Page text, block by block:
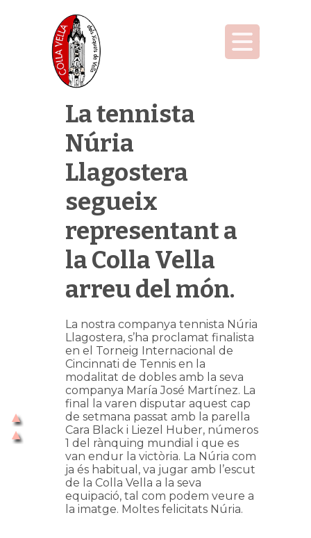
La tennista
Núria
Llagostera
segueix
representant a
la Colla Vella
arreu del món.
La nostra companya tennista Núria
Llagostera, s’ha proclamat finalista
en el Torneig Internacional de
Cincinnati de Tennis en la
modalitat de dobles amb la seva
companya María José Martínez. La
final la varen disputar aquest cap
de setmana passat amb la parella
Cara Black i Liezel Huber, números
1 del rànquing mundial i que es
van endur la victòria. La Núria com
ja és habitual, va jugar amb l’escut
de la Colla Vella a la seva
equipació, tal com podem veure a
la imatge. Moltes felicitats Núria.